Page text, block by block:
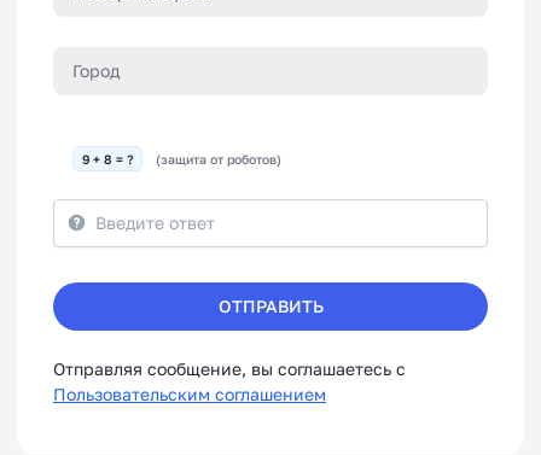
9 + 8 = ? (защита от роботов)
ОТПРАВИТЬ
Отправляя сообщение, вы соглашаетесь с
Пользовательским соглашением